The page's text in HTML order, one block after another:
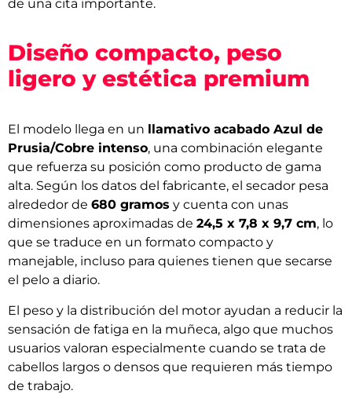
de una cita importante.
Diseño compacto, peso
ligero y estética premium
El modelo llega en un llamativo acabado Azul de
Prusia/Cobre intenso, una combinación elegante
que refuerza su posición como producto de gama
alta. Según los datos del fabricante, el secador pesa
alrededor de 680 gramos y cuenta con unas
dimensiones aproximadas de 24,5 x 7,8 x 9,7 cm, lo
que se traduce en un formato compacto y
manejable, incluso para quienes tienen que secarse
el pelo a diario.
El peso y la distribución del motor ayudan a reducir la
sensación de fatiga en la muñeca, algo que muchos
usuarios valoran especialmente cuando se trata de
cabellos largos o densos que requieren más tiempo
de trabajo.